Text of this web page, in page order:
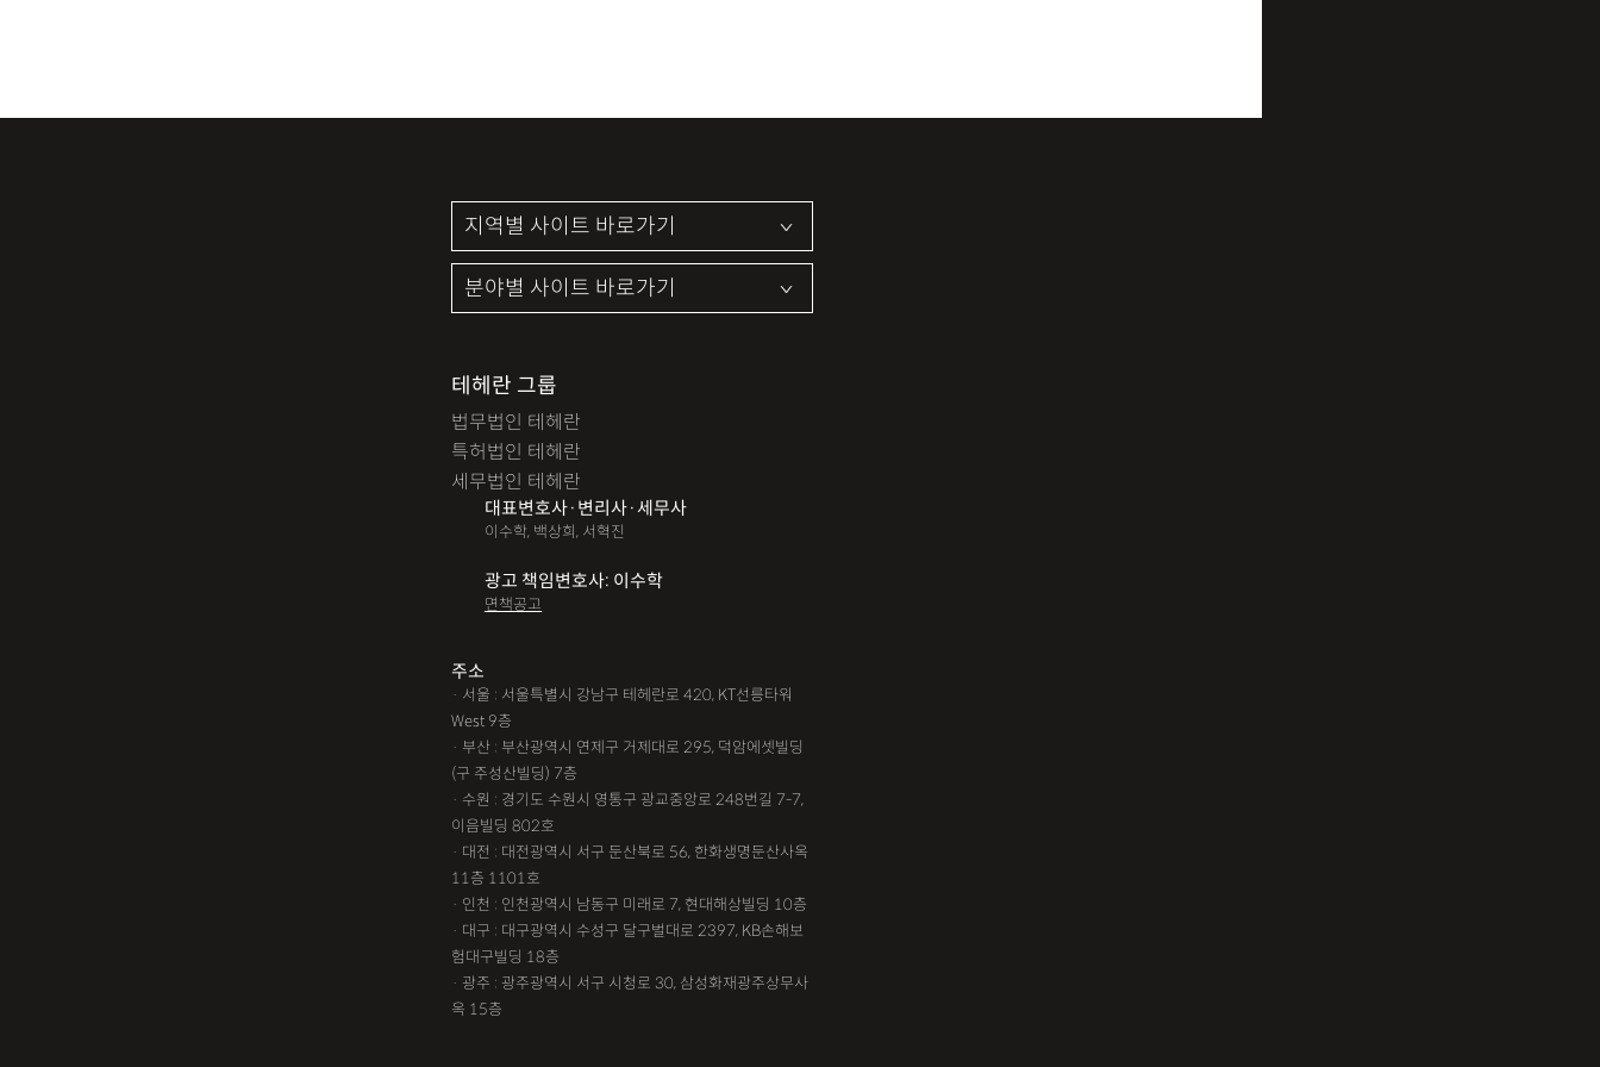
테헤란 그룹
법무법인 테헤란
특허법인 테헤란
세무법인 테헤란
대표변호사·변리사·세무사
이수학, 백상희, 서혁진
광고 책임변호사: 이수학
면책공고
주소
· 서울 : 서울특별시 강남구 테헤란로 420, KT선릉타워
West 9층
· 부산 : 부산광역시 연제구 거제대로 295, 덕암에셋빌딩
(구 주성산빌딩) 7층
· 수원 : 경기도 수원시 영통구 광교중앙로 248번길 7-7,
이음빌딩 802호
· 대전 : 대전광역시 서구 둔산북로 56, 한화생명둔산사옥
11층 1101호
· 인천 : 인천광역시 남동구 미래로 7, 현대해상빌딩 10층
· 대구 : 대구광역시 수성구 달구벌대로 2397, KB손해보
험대구빌딩 18층
· 광주 : 광주광역시 서구 시청로 30, 삼성화재광주상무사
옥 15층